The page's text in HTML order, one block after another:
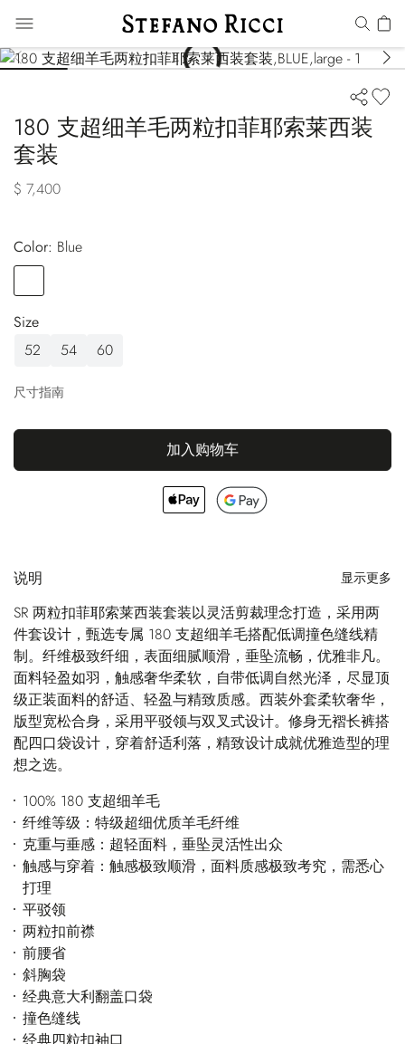
180 支超细羊毛两粒扣菲耶索莱西装
套装
$ 7,400
Color:
blue
Size
52
54 60
尺寸指南
加入购物车
说明 显示更多
SR 两粒扣菲耶索莱西装套装以灵活剪裁理念打造，采用两
件套设计，甄选专属 180 支超细羊毛搭配低调撞色缝线精
制。纤维极致纤细，表面细腻顺滑，垂坠流畅，优雅非凡。
面料轻盈如羽，触感奢华柔软，自带低调自然光泽，尽显顶
级正装面料的舒适、轻盈与精致质感。西装外套柔软奢华，
版型宽松合身，采用平驳领与双叉式设计。修身无褶长裤搭
配四口袋设计，穿着舒适利落，精致设计成就优雅造型的理
想之选。
100% 180 支超细羊毛
纤维等级：特级超细优质羊毛纤维
克重与垂感：超轻面料，垂坠灵活性出众
触感与穿着：触感极致顺滑，面料质感极致考究，需悉心
打理
平驳领
两粒扣前襟
前腰省
斜胸袋
经典意大利翻盖口袋
撞色缝线
经典四粒扣袖口